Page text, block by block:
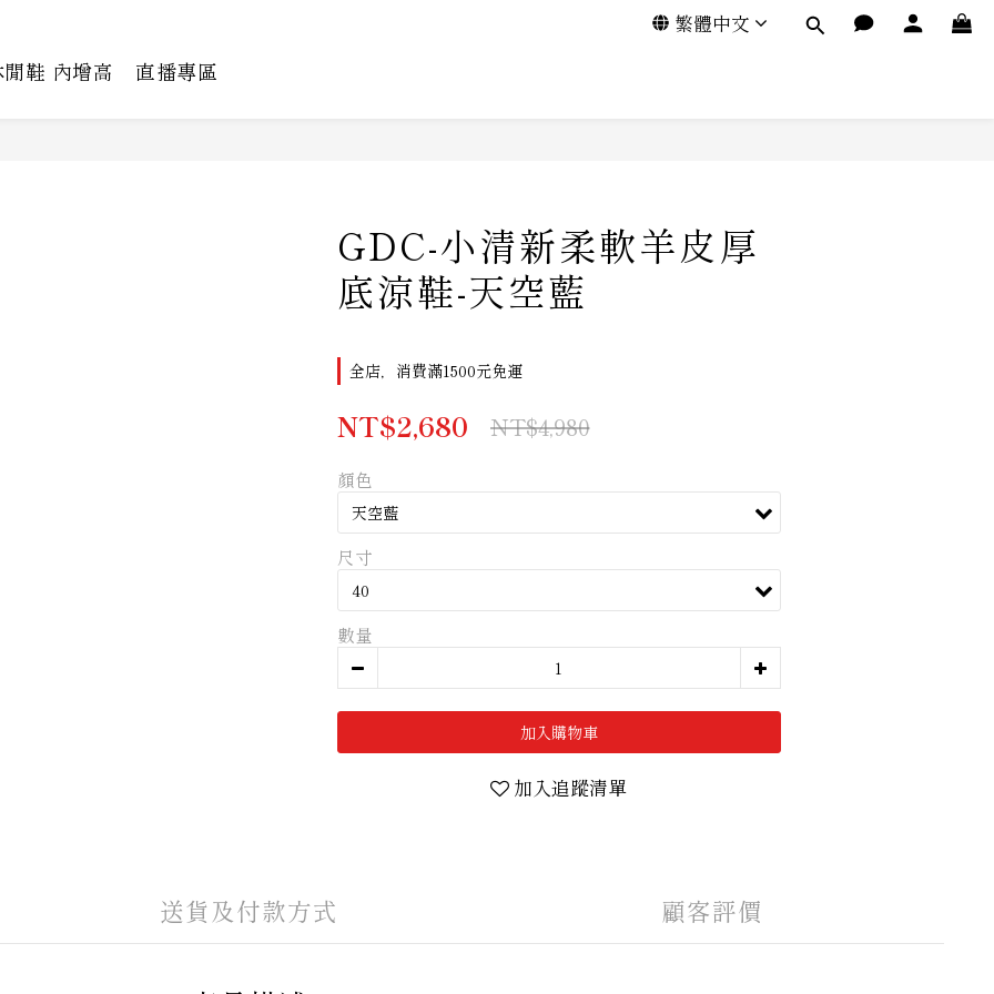
繁體中文
鞋 內增高 直播專區
GDC-小清新柔軟羊皮厚
底涼鞋-天空藍
全店，消費滿1500元免運
NT$2,680 NT$4,980
顏色
尺寸
數量
加入購物車
加入追蹤清單
送貨及付款方式 顧客評價